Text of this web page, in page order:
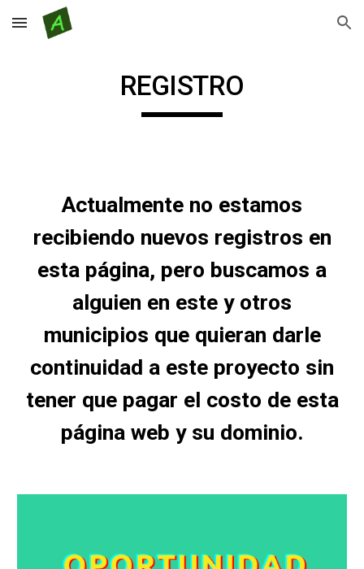
Skip to main content Skip to navigation
REGISTRO
Actualmente no estamos
recibiendo nuevos registros en
esta página, pero buscamos a
alguien en este y otros
municipios que quieran darle
continuidad a este proyecto sin
tener que pagar el costo de esta
página web y su dominio.